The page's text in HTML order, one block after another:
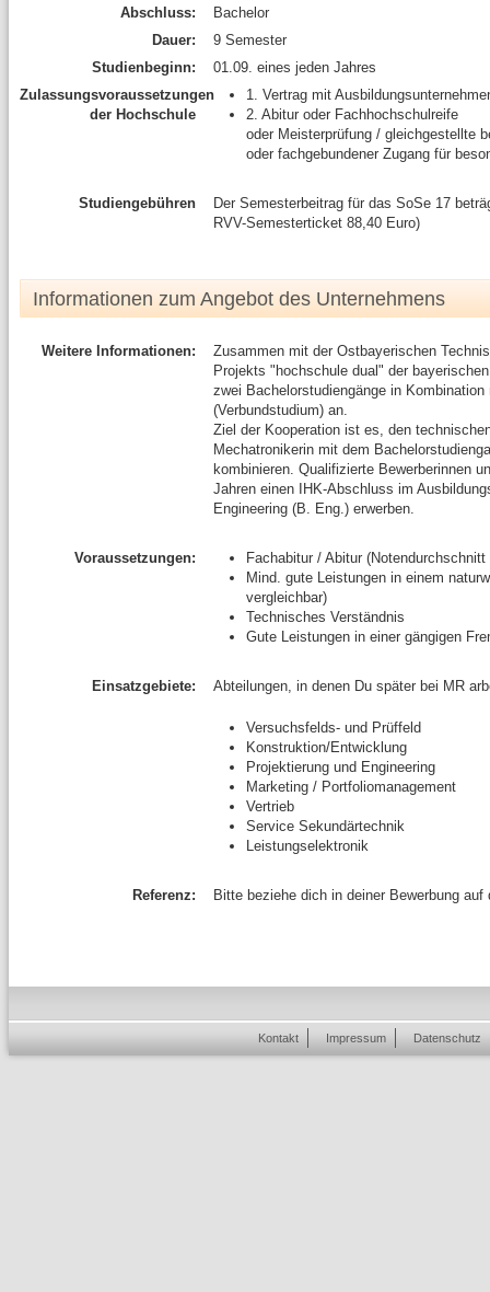
Abschluss:
Bachelor
Dauer:
9 Semester
Studienbeginn:
01.09. eines jeden Jahres
Zulassungsvoraussetzungen
der Hochschule
1. Vertrag mit
2. Abitur oder Fachhochschulreife
oder Meisterprüfung / gleichgestellte
oder fachgebundener Zugang für
Studiengebühren
Der Semesterbeitrag für das SoSe 17
RVV-Semesterticket 88,40 Euro)
Informationen zum Angebot des Unternehmens
Weitere Informationen:
Zusammen mit der Ostbayerischen
Projekts "hochschule dual" der
zwei Bachelorstudiengänge in
(Verbundstudium) an.
Ziel der Kooperation ist es, den
Mechatronikerin mit dem
kombinieren. Qualifizierte Bewerberinnen
Jahren einen IHK-Abschluss im
Engineering (B. Eng.) erwerben.
Voraussetzungen:
Fachabitur / Abitur
Mind. gute Leistungen in einem
vergleichbar)
Technisches Verständnis
Gute Leistungen in einer gängigen
Einsatzgebiete: Abteilungen, in denen Du später bei MR
Versuchsfelds- und Prüffeld
Konstruktion/Entwicklung
Projektierung und Engineering
Marketing / Portfoliomanagement
Vertrieb
Service Sekundärtechnik
Leistungselektronik
Referenz: Bitte beziehe dich in deiner Bewerbung auf
Kontakt Impressum Datenschutz